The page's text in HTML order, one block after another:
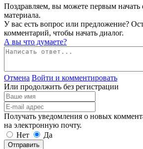
Поздравляем, вы можете первым начать
материала.
У вас есть вопрос или предложение?
комментарий, чтобы начать диалог.
А вы что думаете?
Отмена Войти и комментировать
Или продолжить без регистрации
Получать уведомления о новых
на электронную почту.
Нет
Да
Отправить